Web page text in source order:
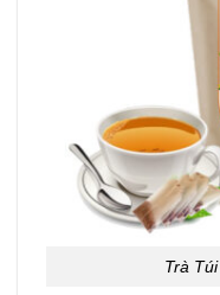
Trà